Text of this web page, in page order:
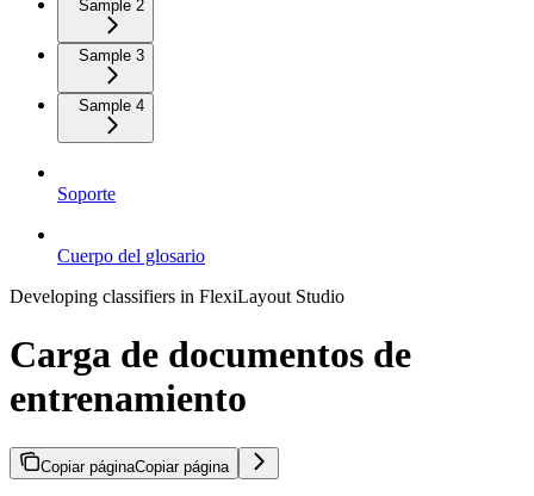
Sample 2
Sample 3
Sample 4
Soporte
Cuerpo del glosario
Developing classifiers in FlexiLayout Studio
Carga de documentos de
entrenamiento
Copiar páginaCopiar página